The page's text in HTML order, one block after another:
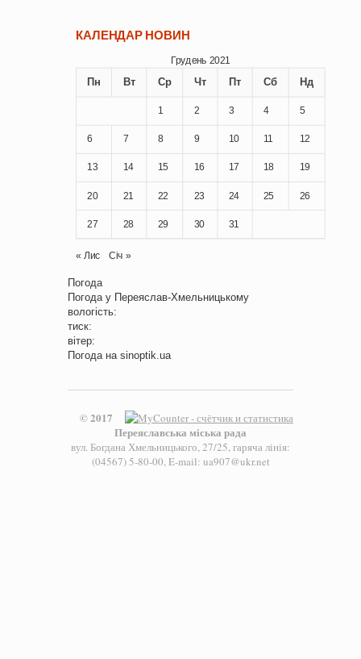
КАЛЕНДАР НОВИН
Грудень 2021
Пн Вт Ср Чт Пт Сб Нд
1 2 3 4 5
6 7 8 9 10 11 12
13 14 15 16 17 18 19
20 21 22 23 24 25 26
27 28 29 30 31
« Лис Січ »
Погода
Погода у Переяслав-Хмельницькому
вологість:
тиск:
вітер:
Погода на sinoptik.ua
© 2017
Переяславська міська рада
вул. Богдана Хмельницького, 27/25, гаряча лінія:
(04567) 5-80-00, E-mail: ua907@ukr.net